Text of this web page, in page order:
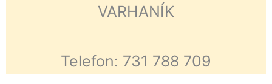
VARHANÍK
Telefon: 731 788 709